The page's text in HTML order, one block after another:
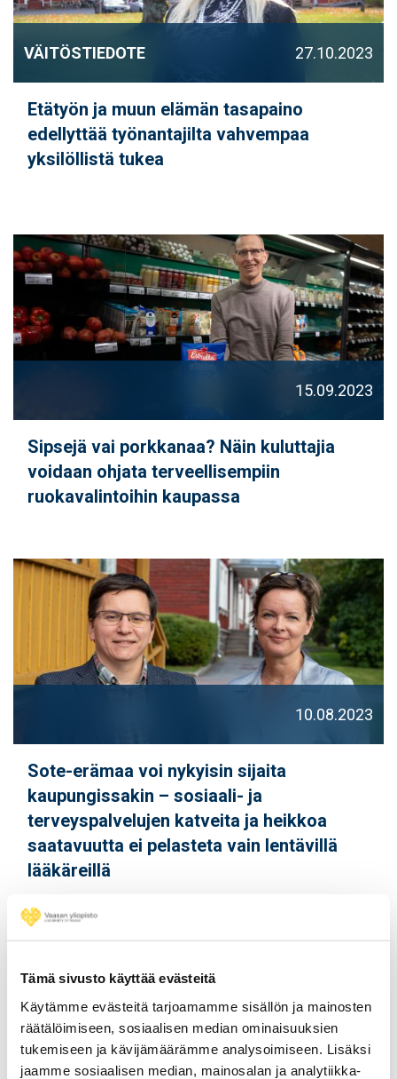
Tämä sivusto käyttää evästeitä
Käytämme evästeitä tarjoamamme sisällön ja mainosten
räätälöimiseen, sosiaalisen median ominaisuuksien
tukemiseen ja kävijämäärämme analysoimiseen. Lisäksi
jaamme sosiaalisen median, mainosalan ja analytiikka-
VÄITÖSTIEDOTE 27.10.2023
Etätyön ja muun elämän tasapaino
edellyttää työnantajilta vahvempaa
yksilöllistä tukea
15.09.2023
Sipsejä vai porkkanaa? Näin kuluttajia
voidaan ohjata terveellisempiin
ruokavalintoihin kaupassa
10.08.2023
Sote-erämaa voi nykyisin sijaita
kaupungissakin – sosiaali- ja
terveyspalvelujen katveita ja heikkoa
saatavuutta ei pelasteta vain lentävillä
lääkäreillä